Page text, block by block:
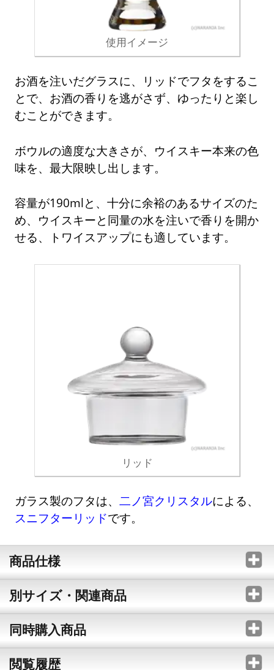
使用イメージ
お酒を注いだグラスに、リッドでフタをするこ
とで、お酒の香りを逃がさず、ゆったりと楽し
むことができます。
ボウルの適度な大きさが、ウイスキー本来の色
味を、最大限映し出します。
容量が190mlと、十分に余裕のあるサイズのた
め、ウイスキーと同量の水を注いで香りを開か
せる、トワイスアップにも適しています。
リッド
ガラス製のフタは、二ノ宮クリスタルによる、
スニフターリッドです。
商品仕様
別サイズ・関連商品
同時購入商品
閲覧履歴